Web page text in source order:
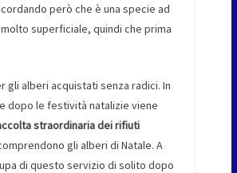
però che è una specie ad
superficiale, quindi che prima
gli alberi acquistati senza radici. In
dopo le festività natalizie viene
straordinaria dei rifiuti
gli alberi di Natale. A
di questo servizio di solito dopo